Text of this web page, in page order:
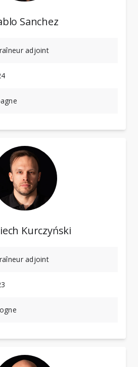
Sanchez
adjoint
Kurczyński
adjoint